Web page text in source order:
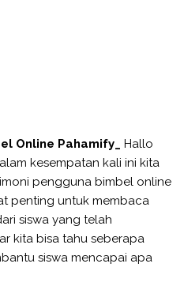
Online Pahamify_
Hallo
kesempatan kali ini kita
pengguna bimbel online
penting untuk membaca
siswa yang telah
kita bisa tahu seberapa
siswa mencapai apa